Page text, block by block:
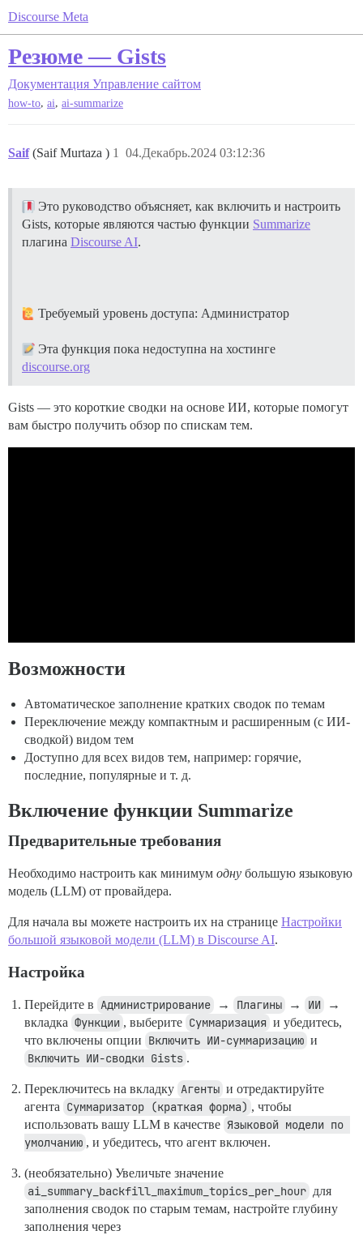
Discourse Meta
Резюме — Gists
Документация Управление сайтом
how-to, ai, ai-summarize
Saif (Saif Murtaza ) 04.Декабрь.2024 03:12:36
1
Это руководство объясняет, как включить и настроить
Gists, которые являются частью функции Summarize
плагина Discourse AI.
Требуемый уровень доступа: Администратор
Эта функция пока недоступна на хостинге
discourse.org
Gists — это короткие сводки на основе ИИ, которые помогут
вам быстро получить обзор по спискам тем.
Возможности
Автоматическое заполнение кратких сводок по темам
Переключение между компактным и расширенным (с ИИ-
сводкой) видом тем
Доступно для всех видов тем, например: горячие,
последние, популярные и т. д.
Включение функции Summarize
Предварительные требования
Необходимо настроить как минимум одну большую языковую
модель (LLM) от провайдера.
Для начала вы можете настроить их на странице Настройки
большой языковой модели (LLM) в Discourse AI.
Настройка
Перейдите в Администрирование → Плагины → ИИ
→
вкладка Функции , выберите Суммаризация и убедитесь,
что включены опции Включить ИИ-суммаризацию и
Включить ИИ-сводки Gists .
Переключитесь на вкладку Агенты и отредактируйте
агента Суммаризатор (краткая форма) , чтобы
использовать вашу LLM в качестве Языковой модели по
умолчанию , и убедитесь, что агент включен.
(необязательно) Увеличьте значение
ai_summary_backfill_maximum_topics_per_hour для
заполнения сводок по старым темам, настройте глубину
заполнения через